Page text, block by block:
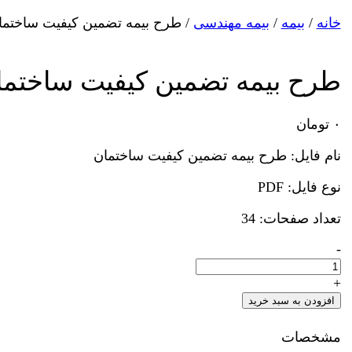
خانه / بیمه / بیمه مهندسی / طرح بیمه تضمین کیفیت
طرح بیمه تضمین کیفیت
۰ تومان
نام فایل: طرح بیمه تضمین کیفیت ساختمان
نوع فایل: PDF
تعداد صفحات: 34
طرح
بیمه
تضمین
کیفیت
تعداد
-
+
افزودن به سبد خرید
مشخصات